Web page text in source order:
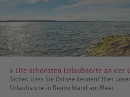
Die schönsten Urlaubsorte an der
Sicher, dass Sie Ostsee kennen? Hier
Urlaubsorte in Deutschland am Meer